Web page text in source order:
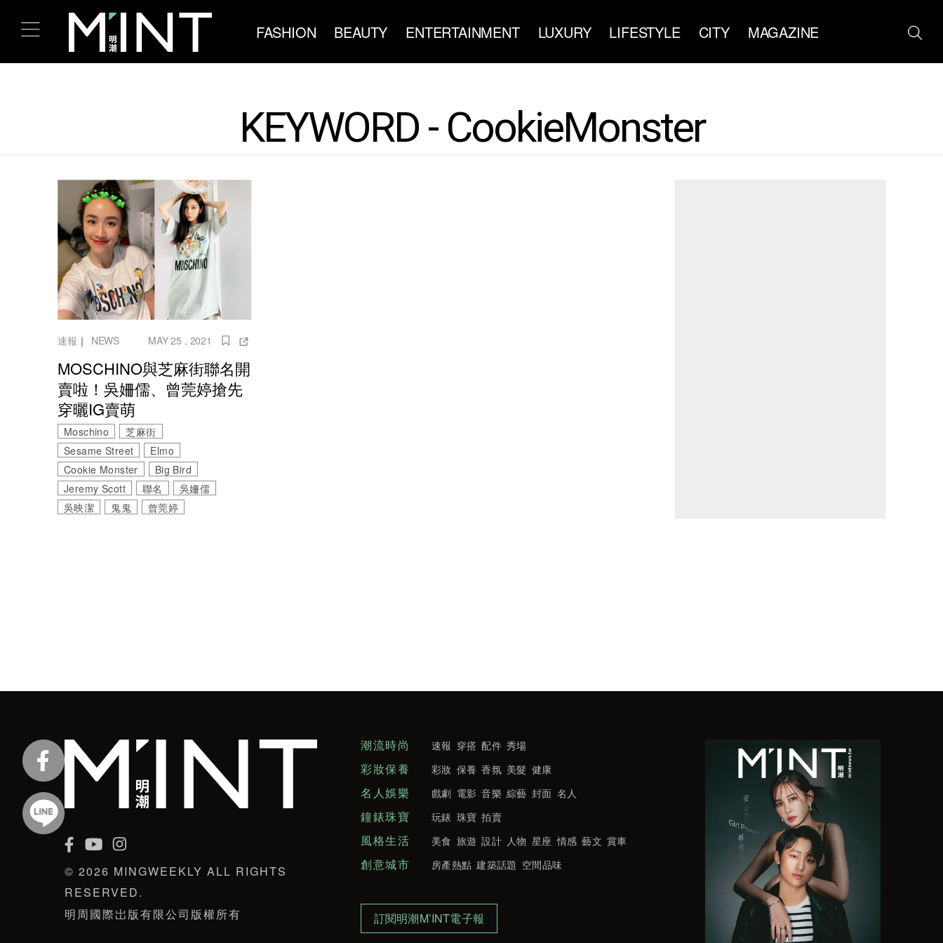
FASHION BEAUTY ENTERTAINMENT LUXURY LIFESTYLE CITY MAGAZINE
KEYWORD - CookieMonster
速報 ｜ NEWS MAY 25 , 2021
MOSCHINO與芝麻街聯名開
賣啦！吳姍儒、曾莞婷搶先
穿曬IG賣萌
Moschino
芝麻街
Sesame Street
Elmo
Cookie Monster
Big Bird
Jeremy Scott
聯名
吳姍儒
吳映潔
鬼鬼 曾莞婷
© 2026 MINGWEEKLY ALL RIGHTS
RESERVED.
明周國際岀版有限公司版權所有
潮流時尚 速報 穿搭 配件 秀場
彩妝保養 彩妝 保養 香氛 美髮 健康
名人娛樂 戲劇 電影 音樂 綜藝 封面 名人
鐘錶珠寶 玩錶 珠寶 拍賣
風格生活 美食 旅遊 設計 人物 星座 情感 藝文 賞車
創意城市 房產熱點 建築話題 空間品味
訂閱明潮M’INT電子報